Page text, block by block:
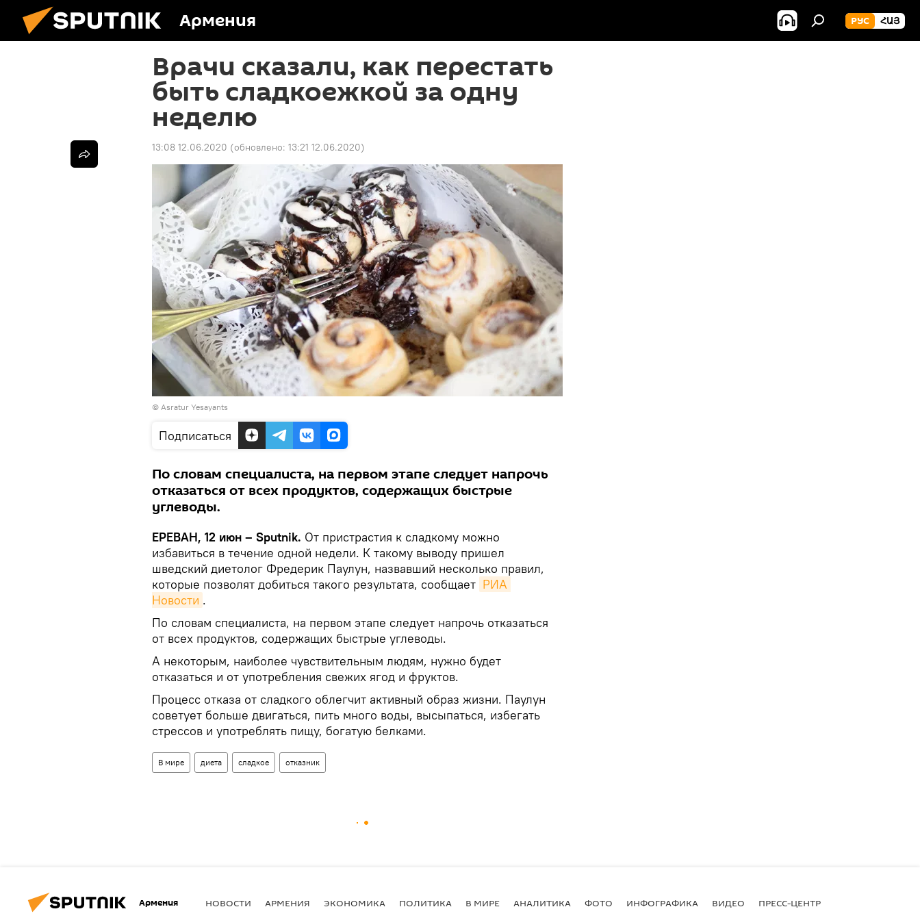
Армения РУС ՀԱՅ
Врачи сказали, как перестать
быть сладкоежкой за одну
неделю
13:08 12.06.2020 (обновлено: 13:21 12.06.2020)
© Asratur Yesayants
Подписаться
По словам специалиста, на первом этапе следует напрочь
отказаться от всех продуктов, содержащих быстрые
углеводы.
ЕРЕВАН, 12 июн – Sputnik. От пристрастия к сладкому можно
избавиться в течение одной недели. К такому выводу пришел
шведский диетолог Фредерик Паулун, назвавший несколько правил,
которые позволят добиться такого результата, сообщает РИА
Новости .
По словам специалиста, на первом этапе следует напрочь отказаться
от всех продуктов, содержащих быстрые углеводы.
А некоторым, наиболее чувствительным людям, нужно будет
отказаться и от употребления свежих ягод и фруктов.
Процесс отказа от сладкого облегчит активный образ жизни. Паулун
советует больше двигаться, пить много воды, высыпаться, избегать
стрессов и употреблять пищу, богатую белками.
В мире диета сладкое отказник
Армения НОВОСТИ АРМЕНИЯ ЭКОНОМИКА ПОЛИТИКА В МИРЕ АНАЛИТИКА ФОТО ИНФОГРАФИКА ВИДЕО ПРЕСС-ЦЕНТР